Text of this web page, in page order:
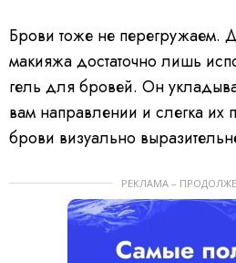
Брови тоже не перегружаем.
макияжа достаточно лишь
гель для бровей. Он
вам направлении и слегка их
брови визуально
РЕКЛАМА –